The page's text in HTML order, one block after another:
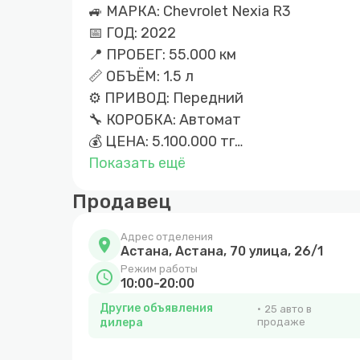
🚙 МАРКА: Chevrolet Nexia R3
📅 ГОД: 2022
📍 ПРОБЕГ: 55.000 км
📏 ОБЪЁМ: 1.5 л
⚙ ПРИВОД: Передний
🔧 КОРОБКА: Автомат
💰 ЦЕНА: 5.100.000 тг
Показать ещё
Продавец
location_on Адрес отделения
Астана, Астана, 70 улица, 26/1
schedule Режим работы
10:00-20:00
Другие объявления
дилера
25 авто в
продаже